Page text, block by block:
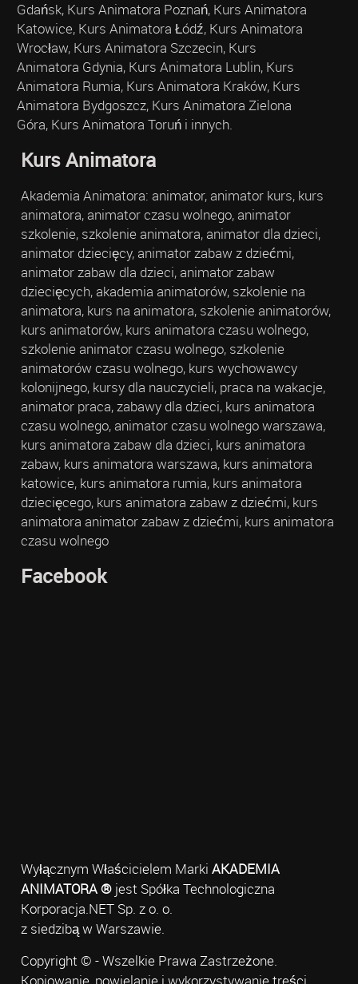
Gdańsk, Kurs Animatora Poznań, Kurs Animatora
Katowice, Kurs Animatora Łódź, Kurs Animatora
Wrocław, Kurs Animatora Szczecin, Kurs
Animatora Gdynia, Kurs Animatora Lublin, Kurs
Animatora Rumia, Kurs Animatora Kraków, Kurs
Animatora Bydgoszcz, Kurs Animatora Zielona
Góra, Kurs Animatora Toruń i innych.
Kurs Animatora
Akademia Animatora: animator, animator kurs, kurs
animatora, animator czasu wolnego, animator
szkolenie, szkolenie animatora, animator dla dzieci,
animator dziecięcy, animator zabaw z dziećmi,
animator zabaw dla dzieci, animator zabaw
dziecięcych, akademia animatorów, szkolenie na
animatora, kurs na animatora, szkolenie animatorów,
kurs animatorów, kurs animatora czasu wolnego,
szkolenie animator czasu wolnego, szkolenie
animatorów czasu wolnego, kurs wychowawcy
kolonijnego, kursy dla nauczycieli, praca na wakacje,
animator praca, zabawy dla dzieci, kurs animatora
czasu wolnego, animator czasu wolnego warszawa,
kurs animatora zabaw dla dzieci, kurs animatora
zabaw, kurs animatora warszawa, kurs animatora
katowice, kurs animatora rumia, kurs animatora
dziecięcego, kurs animatora zabaw z dziećmi, kurs
animatora animator zabaw z dziećmi, kurs animatora
czasu wolnego
Facebook
Wyłącznym Właścicielem Marki AKADEMIA
ANIMATORA ®jest Spółka Technologiczna
Korporacja.NET Sp. z o. o.
z siedzibą w Warszawie.
Copyright © - Wszelkie Prawa Zastrzeżone.
Kopiowanie, powielanie i wykorzystywanie treści,